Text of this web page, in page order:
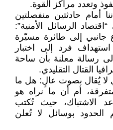
وتعدد مراكز القوة.
لا يبدو أننا أمام حادثتين منفصلتين
الرسائل الأمنية”:
إلى طائرة مسيّرة
فرد إلى اختبار
رسالة معلنة بأن ساحة
القتال التقليدي.
لا يُقال بصوت عالٍ: هل ما
أم أن ما نراه هو
الاشتباك، حيث تُكتب
الحدود بوسائل لا تُعلن